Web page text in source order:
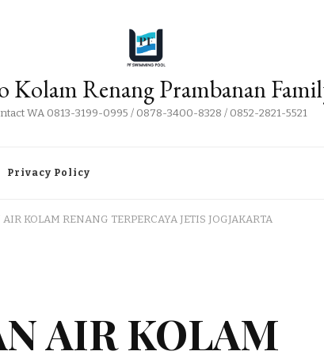
Kolam Renang Prambanan
WA 0813-3199-0995 / 0878-3400-8328 / 0852-2821-5521
Privacy Policy
AIR KOLAM RENANG TERPERCAYA JETIS JOGJAKARTA
AIR KOLAM